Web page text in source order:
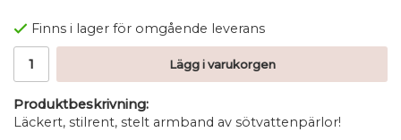
Finns i lager för omgående leverans
Lägg i varukorgen
Produktbeskrivning:
Läckert, stilrent, stelt armband av sötvattenpärlor!